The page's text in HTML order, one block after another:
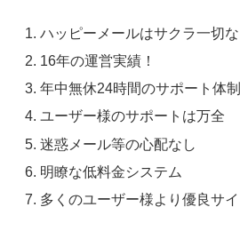
ハッピーメールはサクラ一切
16年の運営実績！
年中無休24時間のサポート体制
ユーザー様のサポートは万全
迷惑メール等の心配なし
明瞭な低料金システム
多くのユーザー様より優良サ